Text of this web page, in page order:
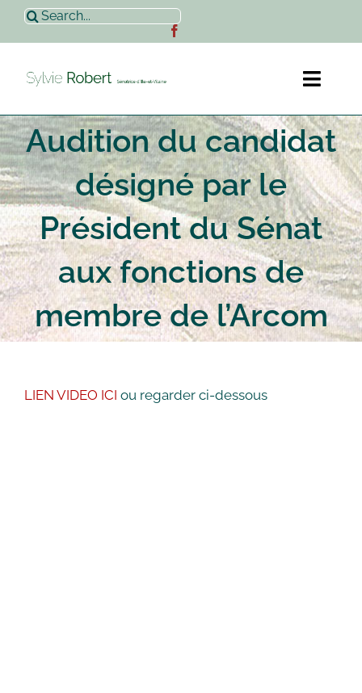
Passer
contenu
Rechercher:
Accueil
Sylvie Robert
Actualités
Contact
Audition du candidat
désigné par le
Président du Sénat
aux fonctions de
membre de l’Arcom
LIEN VIDEO ICI ou regarder ci-dessous